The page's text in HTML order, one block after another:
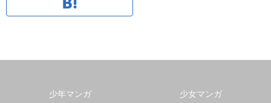
少年マンガ 少女マンガ